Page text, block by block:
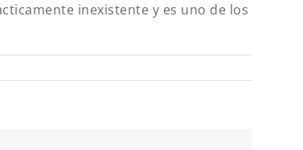
inexistente y es uno de los